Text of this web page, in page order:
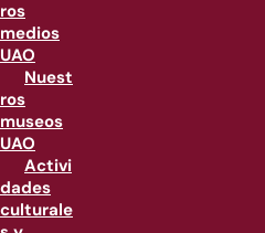
ros
medios
UAO
Nuest
ros
museos
UAO
Activi
dades
culturale